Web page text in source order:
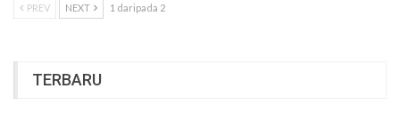
PREV NEXT 1 daripada 2
TERBARU